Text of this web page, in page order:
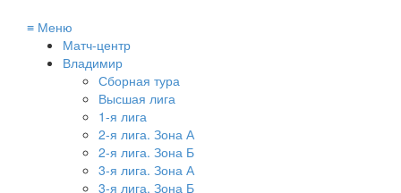
≡ Меню
Матч-центр
Владимир
Сборная тура
Высшая лига
1-я лига
2-я лига. Зона А
2-я лига. Зона Б
3-я лига. Зона А
3-я лига. Зона Б